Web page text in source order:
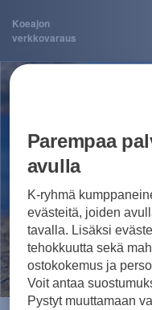
Koeajon
verkkovaraus
Parempaa
avulla
K-ryhmä
evästeitä, joiden
tavalla. Lisäksi
tehokkuutta sekä
ostokokemus ja
Voit antaa
Pystyt muuttamaan